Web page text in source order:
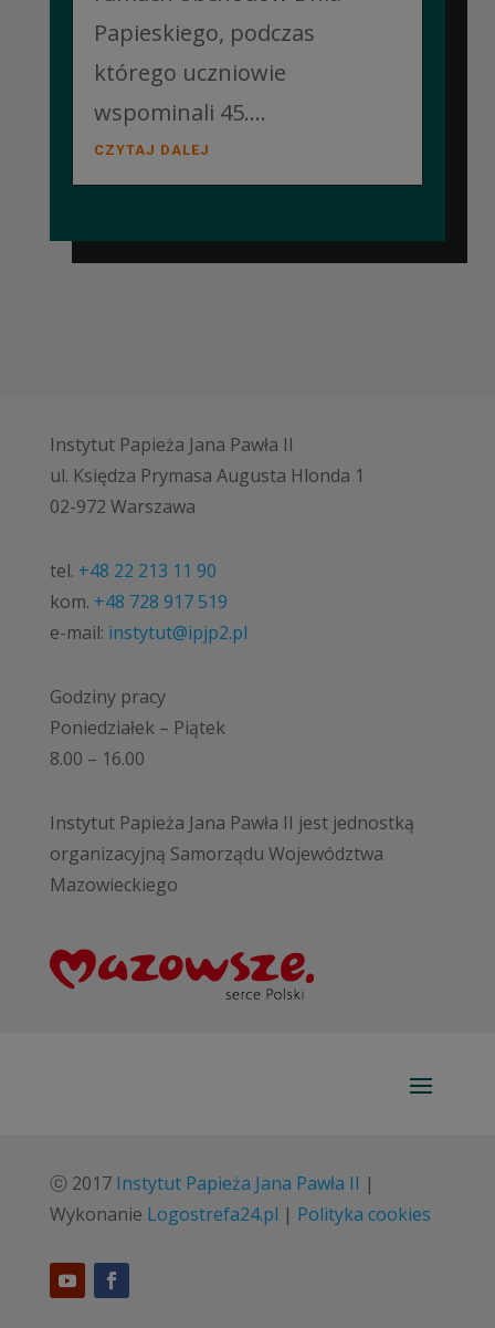
Papieskiego, podczas
którego uczniowie
wspominali 45....
CZYTAJ DALEJ
Instytut Papieża Jana Pawła II
ul. Księdza Prymasa Augusta Hlonda 1
02-972 Warszawa
tel. +48 22 213 11 90
kom. +48 728 917 519
e-mail: instytut@ipjp2.pl
Godziny pracy
Poniedziałek – Piątek
8.00 – 16.00
Instytut Papieża Jana Pawła II jest jednostką
organizacyjną Samorządu Województwa
Mazowieckiego
ⓒ 2017 Instytut Papieża Jana Pawła II |
Wykonanie Logostrefa24.pl | Polityka cookies